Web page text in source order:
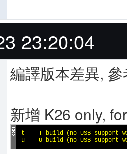
23:20:04
編譯版本差異,
新增 K26 only,
t    T build (no USB
u    U build (no USB support